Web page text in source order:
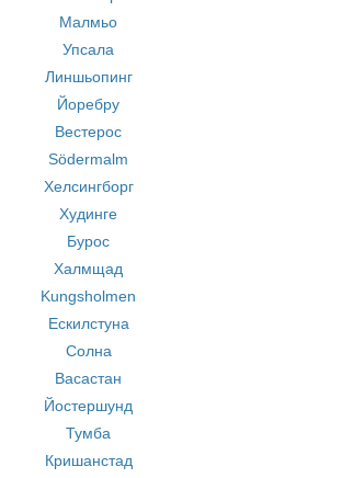
Малмьо
Упсала
Линшьопинг
Йоребру
Вестерос
Södermalm
Хелсингборг
Худинге
Бурос
Халмщад
Kungsholmen
Ескилстуна
Солна
Васастан
Йостершунд
Тумба
Кришанстад